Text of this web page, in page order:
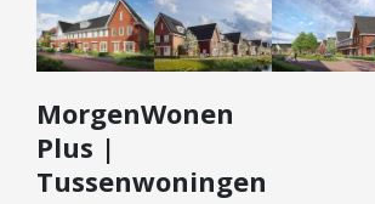
Bedrijfsaanbod
Diensten
Kopen
Verkopen
Huren
MorgenWonen
Plus |
Tussenwoningen